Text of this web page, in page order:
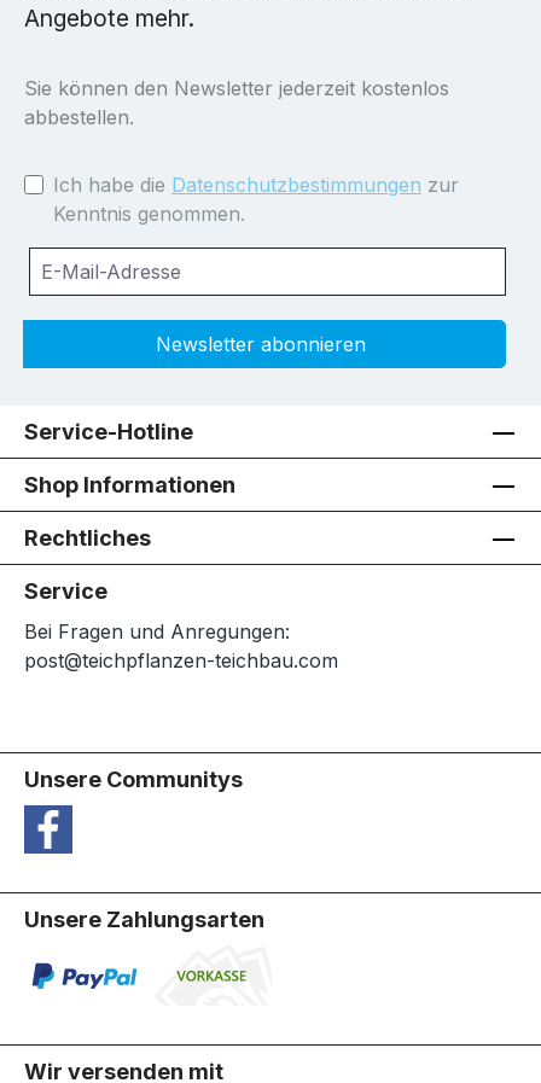
Angebote mehr.
Sie können den Newsletter jederzeit kostenlos
abbestellen.
Ich habe die Datenschutzbestimmungen zur
Kenntnis genommen.
Newsletter abonnieren
Service-Hotline
Shop Informationen
Rechtliches
Service
Bei Fragen und Anregungen:
post@teichpflanzen-teichbau.com
Unsere Communitys
Unsere Zahlungsarten
Wir versenden mit